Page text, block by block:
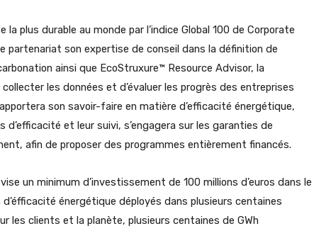
plus durable au monde par l’indice Global 100 de Corporate
partenariat son expertise de conseil dans la définition de
ainsi que EcoStruxure™ Resource Advisor, la
les données et d’évaluer les progrès des entreprises
son savoir-faire en matière d’efficacité énergétique,
d’efficacité et leur suivi, s’engagera sur les garanties de
afin de proposer des programmes entièrement financés.
un minimum d’investissement de 100 millions d’euros dans le
énergétique déployés dans plusieurs centaines
les clients et la planète, plusieurs centaines de GWh